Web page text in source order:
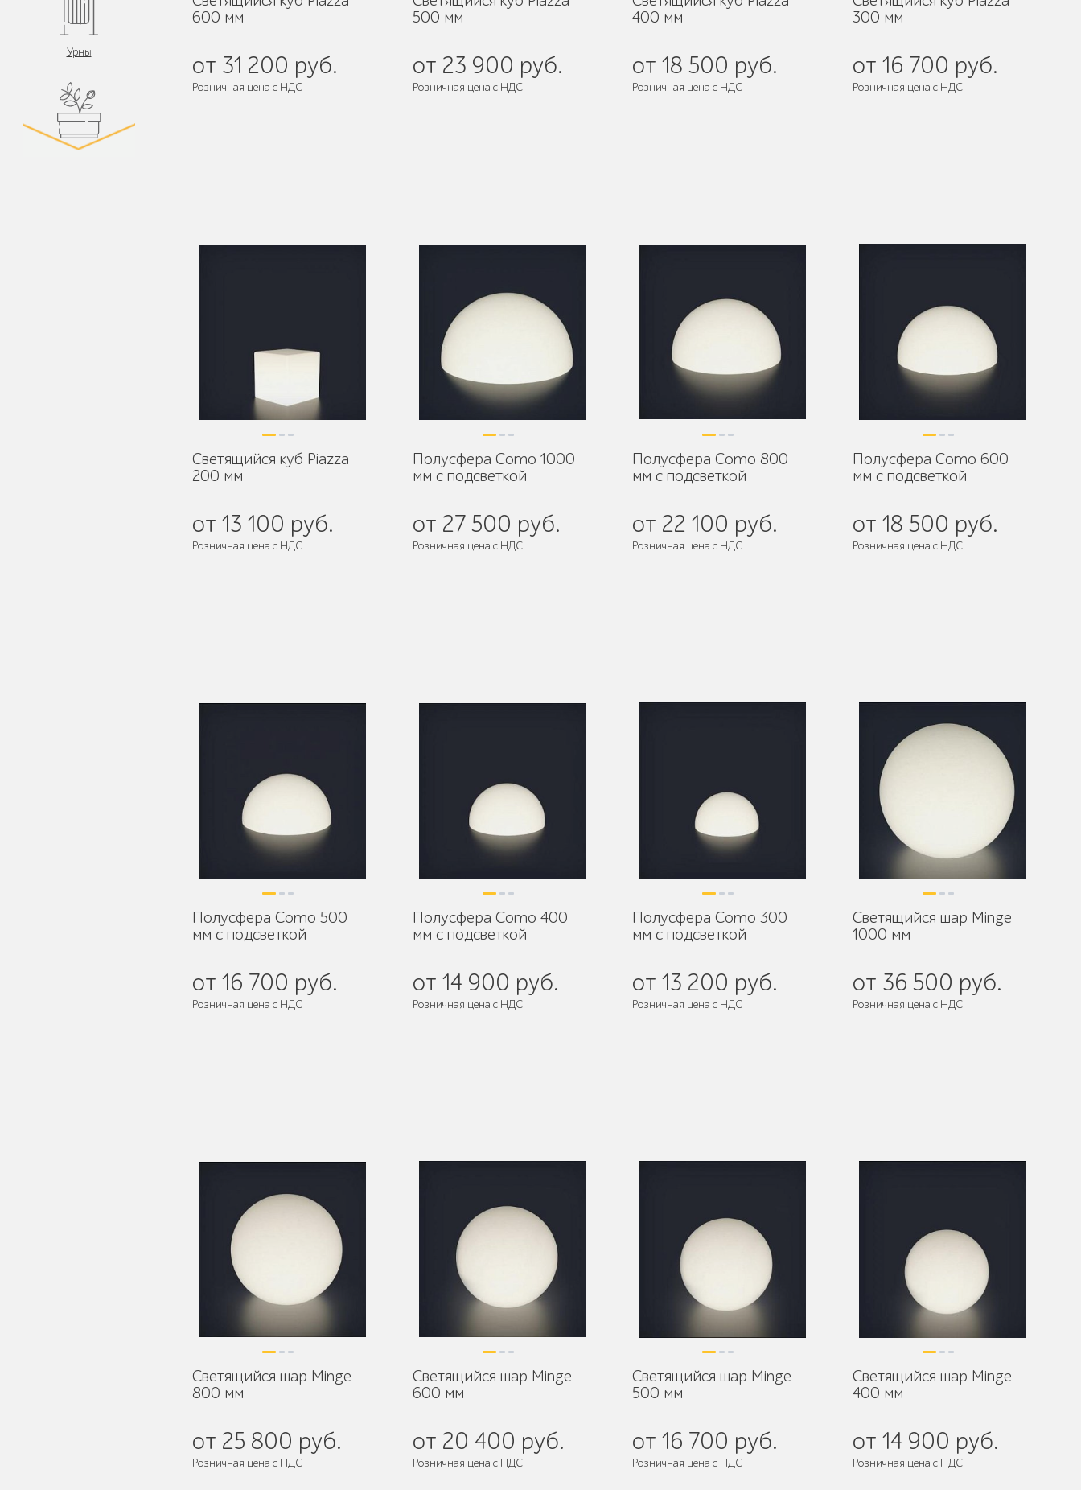
Урны
Цветочницы и
600 мм
от 31 200 руб.
Розничная цена с НДС
500 мм
от 23 900 руб.
Розничная цена с НДС
400 мм
от 18 500 руб.
Розничная цена с НДС
300 мм
от 16 700 руб.
Розничная цена с НДС
Светящийся куб Piazza
200 мм
от 13 100 руб.
Розничная цена с НДС
Полусфера Como 1000
мм с подсветкой
от 27 500 руб.
Розничная цена с НДС
Полусфера Como 800
мм с подсветкой
от 22 100 руб.
Розничная цена с НДС
Полусфера Como 600
мм с подсветкой
от 18 500 руб.
Розничная цена с НДС
Полусфера Como 500
мм с подсветкой
от 16 700 руб.
Розничная цена с НДС
Полусфера Como 400
мм с подсветкой
от 14 900 руб.
Розничная цена с НДС
Полусфера Como 300
мм с подсветкой
от 13 200 руб.
Розничная цена с НДС
Светящийся шар Minge
1000 мм
от 36 500 руб.
Розничная цена с НДС
Светящийся шар Minge
800 мм
от 25 800 руб.
Розничная цена с НДС
Светящийся шар Minge
600 мм
от 20 400 руб.
Розничная цена с НДС
Светящийся шар Minge
500 мм
от 16 700 руб.
Розничная цена с НДС
Светящийся шар Minge
400 мм
от 14 900 руб.
Розничная цена с НДС